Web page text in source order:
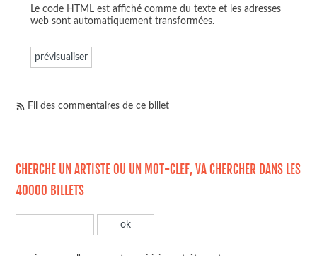
Le code HTML est affiché comme du texte et les adresses
web sont automatiquement transformées.
Fil des commentaires de ce billet
CHERCHE UN ARTISTE OU UN MOT-CLEF, VA CHERCHER DANS LES
40000 BILLETS